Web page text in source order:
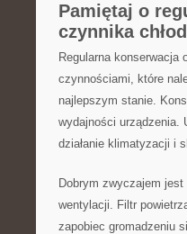
Pamiętaj o⁣
‍czynnika
Regularna ​konserwacja
czynnościami, które
najlepszym stanie.
wydajności urządzenia.
działanie klimatyzacji i
Dobrym zwyczajem
wentylacji. Filtr
zapobiec gromadzeniu